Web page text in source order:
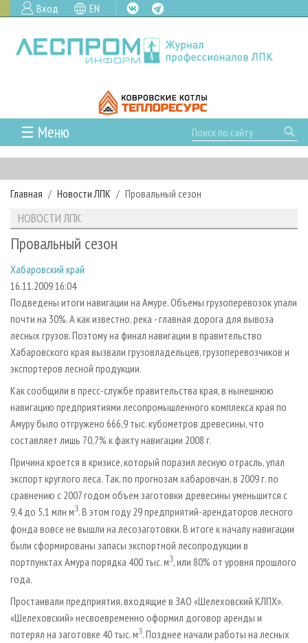
Вход EN
☰ Меню
ГЛАВНАЯ
РУБРИКИ И ТЕМЫ
РУБРИКИ ЖУРНАЛА
ЛЕСНОЕ ХОЗЯЙСТВО
ЛЕСОЗАГОТОВКА
ЛЕСОПИЛЕНИЕ
ДЕРЕВООБРАБОТКА
СУШКА ДРЕВЕСИНЫ
ПРОИЗВОДСТВО ДРЕВЕСНЫХ ПЛИТ
ДЕРЕВЯННОЕ ДОМОСТРОЕНИЕ
ПРОИЗВОДСТВО МЕБЕЛИ
БИОЭНЕРГЕТИКА
ЦБП
ИНСТРУМЕНТ И МАТЕРИАЛЫ
НОВОСТИ
КАЛЕНДАРЬ СОБЫТИЙ
НОВОСТИ ЛПК
НОВОСТИ ЖУРНАЛА
НОВОСТИ КОМПАНИЙ
ПРОЕКТЫ ЛПИ
АНАЛИТИКА
ПРЕДПРИЯТИЯ ЛПК
ЛЕСНЫЕ РЕГИОНЫ РОССИИ
ПЕРСОНЫ
МОБИЛЬНЫЕ ВЫСТАВКИ
ОФИЦИАЛЬНЫЕ ДЕЛЕГАЦИИ
ПРИОРИТЕТНЫЕ ИНВЕСТПРОЕКТЫ
RUSSIAN FORESTRY REVIEW
ГАЗЕТА ЛЕСПРОМФОРУМ
АРХИВ
АРХИВ ЖУРНАЛОВ
СТАТЬИ
О ЖУРНАЛЕ
КОНТАКТЫ
РЕКЛАМОДАТЕЛЯМ
РЕКЛАМА
РЕКЛАМА НА САЙТЕ
Главная Новости ЛПК Провальный сезон
НОВОСТИ ЛПК
Провальный сезон
Хабаровский край
16.11.2009 16:04
Подведены итоги навигации на Амуре. Объемы грузоперевозок упали
почти на 30%. А как известно, река - главная дорога для вывоза
лесных грузов. Поэтому на финал навигации в правительство
Хабаровского края вызвали грузовладельцев, грузоперевозчиков и
экспортеров лесной продукции.
Как сообщили в пресс-службе правительства края, в нынешнюю
навигацию предприятиями лесопромышленного комплекса края по
Амуру было отгружено 666,9 тыс. кубометров древесины, что
составляет лишь 70,7% к факту навигации 2008 г.
Причина кроется в кризисе, который поразил лесную отрасль, упал
экспорт круглого леса. Так, по прогнозам хабаровчан, в 2009 г. по
сравнению с 2007 годом объем заготовки древесины уменьшится с
9,4 до 5,1 млн м3. В этом году 29 предприятий-арендаторов лесного
фонда вовсе не вышли на лесозаготовки. В итоге к началу навигации
были сформированы запасы экспортной лесопродукции в
портпунктах Амура порядка 400 тыс. м3, или 80% от уровня прошлого
года.
Простаивали предприятия, входящие в ЗАО «Шелеховский КЛПХ».
«Шелеховский» несвоевременно оформил договор аренды и
потерял на заготовке 40 тыс. м3. Позднее начали работы на лесных